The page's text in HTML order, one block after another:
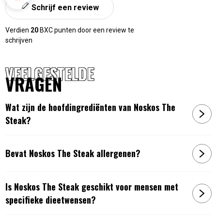
Schrijf een review
Verdien 20 BXC punten door een review te
schrijven
VEELGESTELDE
VRAGEN
Wat zijn de hoofdingrediënten van Noskos The
Steak?
Bevat Noskos The Steak allergenen?
Is Noskos The Steak geschikt voor mensen met
specifieke dieetwensen?